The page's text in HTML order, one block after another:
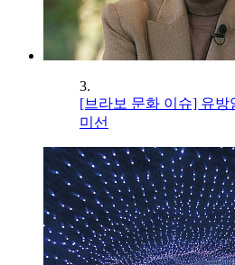
3.
[브라보 문화 이슈] 유
미선